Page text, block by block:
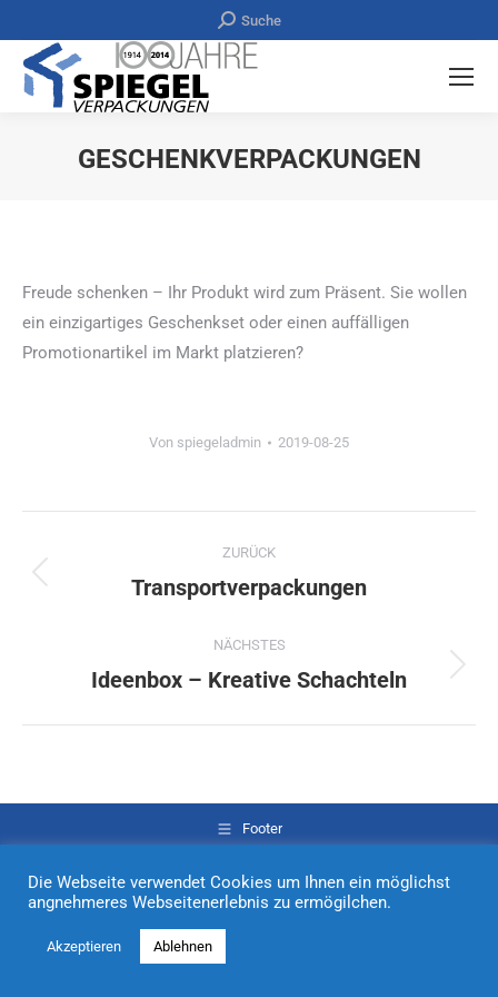
Search:
Suche
GESCHENKVERPACKUNGEN
Freude schenken – Ihr Produkt wird zum Präsent. Sie wollen
ein einzigartiges Geschenkset oder einen auffälligen
Promotionartikel im Markt platzieren?
Von spiegeladmin 2019-08-25
navigation
ZURÜCK
Previous
Transportverpackungen
NÄCHSTES
Next
Ideenbox – Kreative Schachteln
Footer
+49 931 49792-40 - info@spiegel-verpackungen.de
Die Webseite verwendet Cookies um Ihnen ein möglichst
angnehmeres Webseitenerlebnis zu ermögilchen.
Akzeptieren Ablehnen